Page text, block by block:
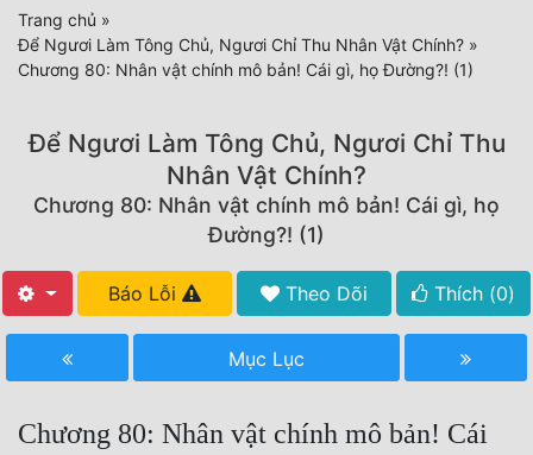
Nhật
(current)
BXH
Hoàn Thành
Hậu Cung
Trang chủ »
Để Ngươi Làm Tông Chủ, Ngươi Chỉ Thu Nhân Vật Chính? »
Chương 80: Nhân vật chính mô bản! Cái gì, họ Đường?! (1)
Để Ngươi Làm Tông Chủ, Ngươi Chỉ Thu
Nhân Vật Chính?
Chương 80: Nhân vật chính mô bản! Cái gì, họ
Đường?! (1)
Báo Lỗi Theo Dõi Thích (0)
Mục Lục
Chương 80: Nhân vật chính mô bản! Cái